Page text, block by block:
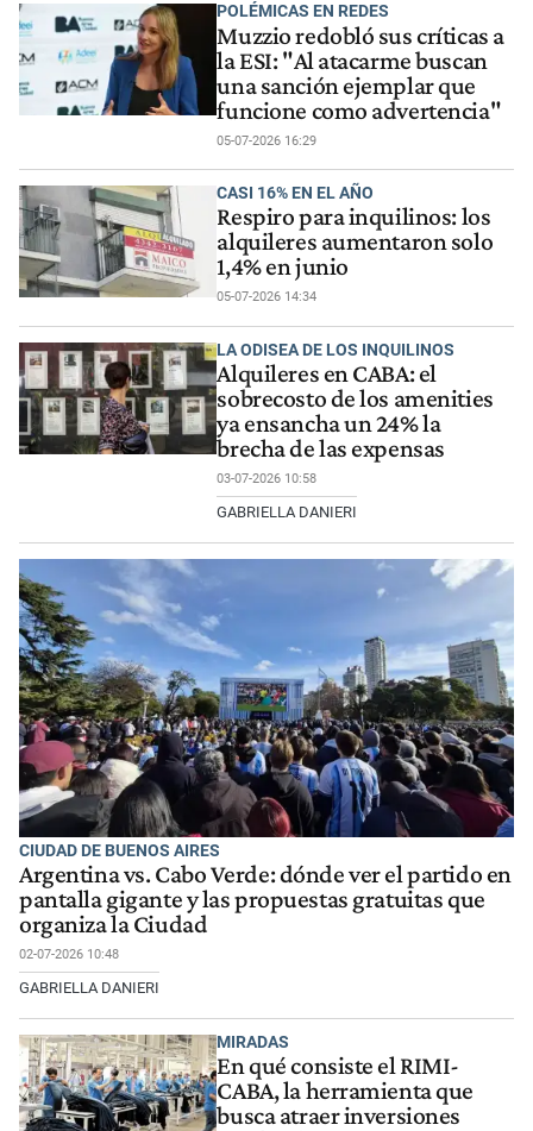
POLÉMICAS EN REDES
Muzzio redobló sus críticas a
la ESI: "Al atacarme buscan
una sanción ejemplar que
funcione como advertencia"
05-07-2026 16:29
CASI 16% EN EL AÑO
Respiro para inquilinos: los
alquileres aumentaron solo
1,4% en junio
05-07-2026 14:34
LA ODISEA DE LOS INQUILINOS
Alquileres en CABA: el
sobrecosto de los amenities
ya ensancha un 24% la
brecha de las expensas
03-07-2026 10:58
GABRIELLA DANIERI
CIUDAD DE BUENOS AIRES
Argentina vs. Cabo Verde: dónde ver el partido en
pantalla gigante y las propuestas gratuitas que
organiza la Ciudad
02-07-2026 10:48
GABRIELLA DANIERI
MIRADAS
En qué consiste el RIMI-
CABA, la herramienta que
busca atraer inversiones